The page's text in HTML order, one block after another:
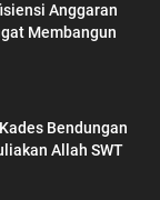
Anggaran
Membangun
Bendungan
Allah SWT